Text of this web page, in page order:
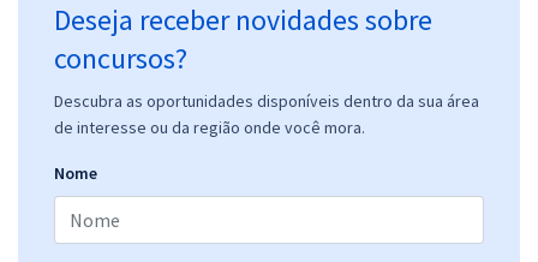
Deseja receber novidades sobre
concursos?
Descubra as oportunidades disponíveis dentro da sua área
de interesse ou da região onde você mora.
Nome